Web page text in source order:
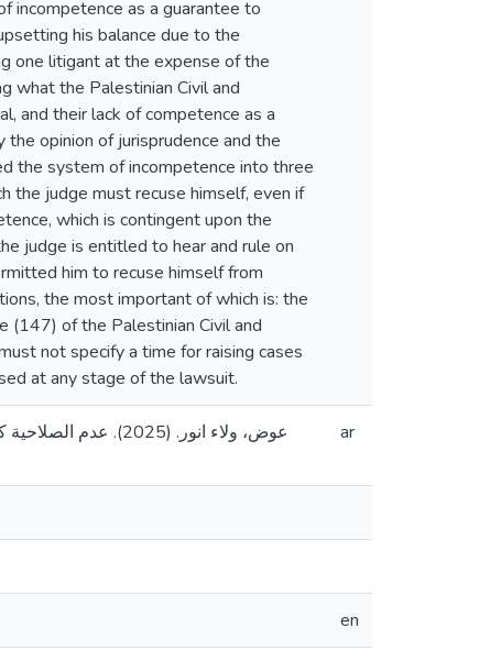
incompetence as a guarantee to
his balance due to the
one litigant at the expense of the
what the Palestinian Civil and
and their lack of competence as a
opinion of jurisprudence and the
the system of incompetence into three
the judge must recuse himself, even if
which is contingent upon the
judge is entitled to hear and rule on
him to recuse himself from
the most important of which is: the
of the Palestinian Civil and
not specify a time for raising cases
at any stage of the lawsuit.
عوض، ولاء انور.
ar
en